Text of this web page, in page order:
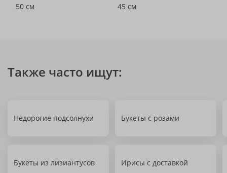
50 см
45 см
Также часто ищут:
Недорогие подсолнухи Букеты с розами
Букеты из лизиантусов Ирисы с доставкой